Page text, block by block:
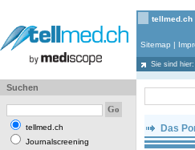
tellmed.ch
Sitemap |
Sie sind hier:
Suchen
tellmed.ch
Journalscreening
Das